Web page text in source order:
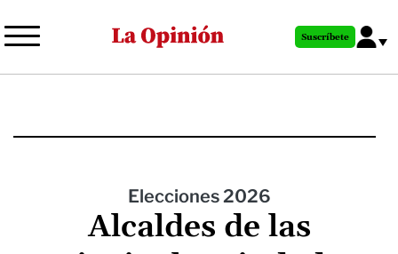
al
principal
Suscríbete
Elecciones 2026
Alcaldes de las